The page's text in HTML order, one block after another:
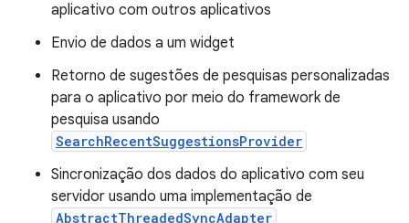
aplicativo com outros aplicativos
Envio de dados a um widget
Retorno de sugestões de pesquisas personalizadas
para o aplicativo por meio do framework de
pesquisa usando
SearchRecentSuggestionsProvider
Sincronização dos dados do aplicativo com seu
servidor usando uma implementação de
AbstractThreadedSyncAdapter